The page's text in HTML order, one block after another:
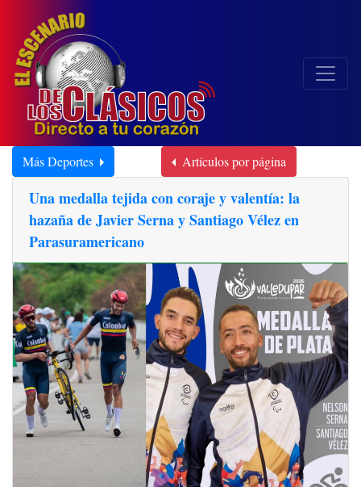
Más Deportes Artículos por página
Una medalla tejida con coraje y valentía: la
hazaña de Javier Serna y Santiago Vélez en
Parasuramericano